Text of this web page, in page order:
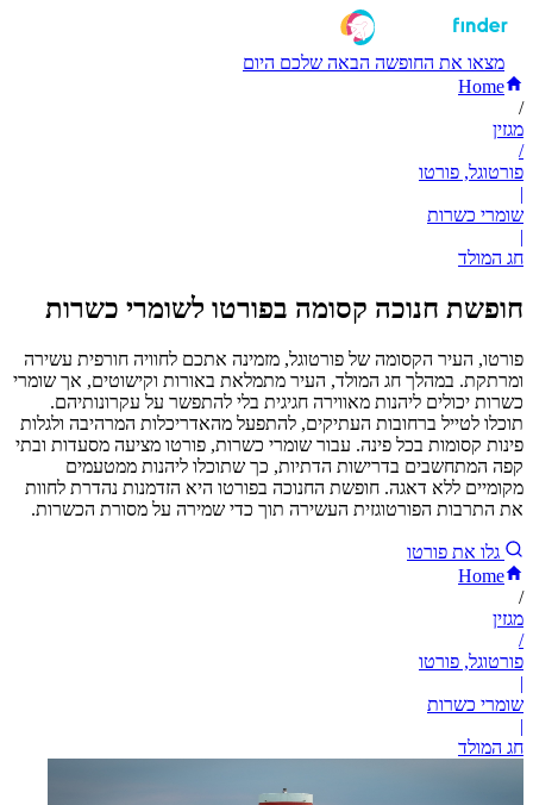
מצאו את החופשה הבאה שלכם היום
Home
/
מגזין
/
פורטוגל, פורטו
|
שומרי כשרות
|
חג המולד
חופשת חנוכה קסומה בפורטו לשומרי כשרות
פורטו, העיר הקסומה של פורטוגל, מזמינה אתכם לחוויה חורפית עשירה
ומרתקת. במהלך חג המולד, העיר מתמלאת באורות וקישוטים, אך שומרי
כשרות יכולים ליהנות מאווירה חגיגית בלי להתפשר על עקרונותיהם.
תוכלו לטייל ברחובות העתיקים, להתפעל מהאדריכלות המרהיבה ולגלות
פינות קסומות בכל פינה. עבור שומרי כשרות, פורטו מציעה מסעדות ובתי
קפה המתחשבים בדרישות הדתיות, כך שתוכלו ליהנות ממטעמים
מקומיים ללא דאגה. חופשת החנוכה בפורטו היא הזדמנות נהדרת לחוות
את התרבות הפורטוגזית העשירה תוך כדי שמירה על מסורת הכשרות.
גלו את פורטו
Home
/
מגזין
/
פורטוגל, פורטו
|
שומרי כשרות
|
חג המולד